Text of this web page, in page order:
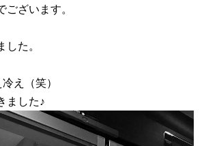
ざいます。
た。
え（笑）
ました♪